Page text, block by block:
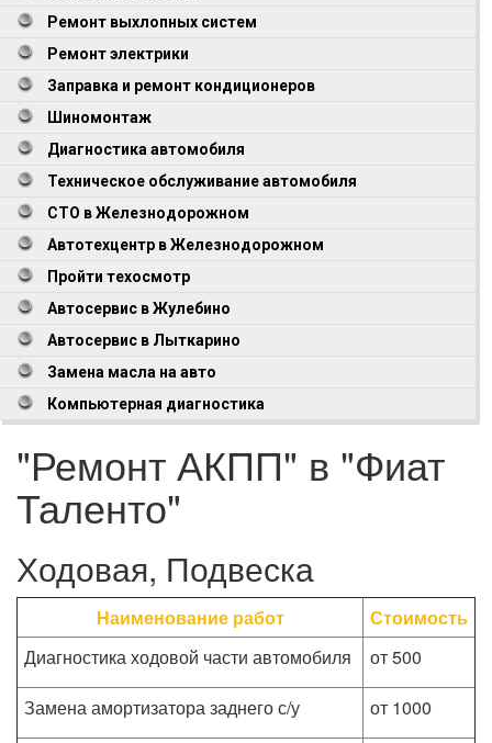
Ремонт выхлопных систем
Ремонт электрики
Заправка и ремонт кондиционеров
Шиномонтаж
Диагностика автомобиля
Техническое обслуживание автомобиля
СТО в Железнодорожном
Автотехцентр в Железнодорожном
Пройти техосмотр
Автосервис в Жулебино
Автосервис в Лыткарино
Замена масла на авто
Компьютерная диагностика
"Ремонт АКПП" в "Фиат
Таленто"
Ходовая, Подвеска
Наименование работ
Стоимость
Диагностика ходовой части автомобиля
от 500
Замена амортизатора заднего с/у
от 1000